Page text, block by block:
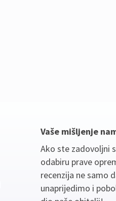
Vaše mišljenje
Ako ste zadovoljni
odabiru prave
recenzija ne samo
unaprijedimo i